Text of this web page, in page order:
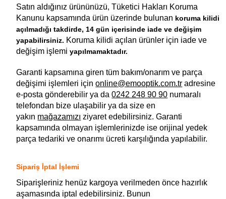
Satın aldığınız ürününüzü, Tüketici Hakları Koruma
Kanunu kapsamında ürün üzerinde bulunan koruma kilidi
açılmadığı takdirde, 14 gün içerisinde iade ve değişim
yapabilirsiniz. Koruma kilidi açılan ürünler için iade ve
değişim işlemi yapılmamaktadır.
Garanti kapsamına giren tüm bakım/onarım ve parça
değişimi işlemleri için online@emooptik.com.tr adresine
e-posta gönderebilir ya da 0242 248 90 90 numaralı
telefondan bize ulaşabilir ya da size en
yakın mağazamızı ziyaret edebilirsiniz. Garanti
kapsamında olmayan işlemlerinizde ise orijinal yedek
parça tedariki ve onarımı ücreti karşılığında yapılabilir.
Sipariş İptal İşlemi
Siparişleriniz henüz kargoya verilmeden önce hazırlık
aşamasında iptal edebilirsiniz. Bunun